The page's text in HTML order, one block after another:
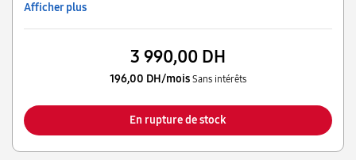
Afficher plus
3 990,00 DH
196,00 DH/mois Sans intérêts
En rupture de stock